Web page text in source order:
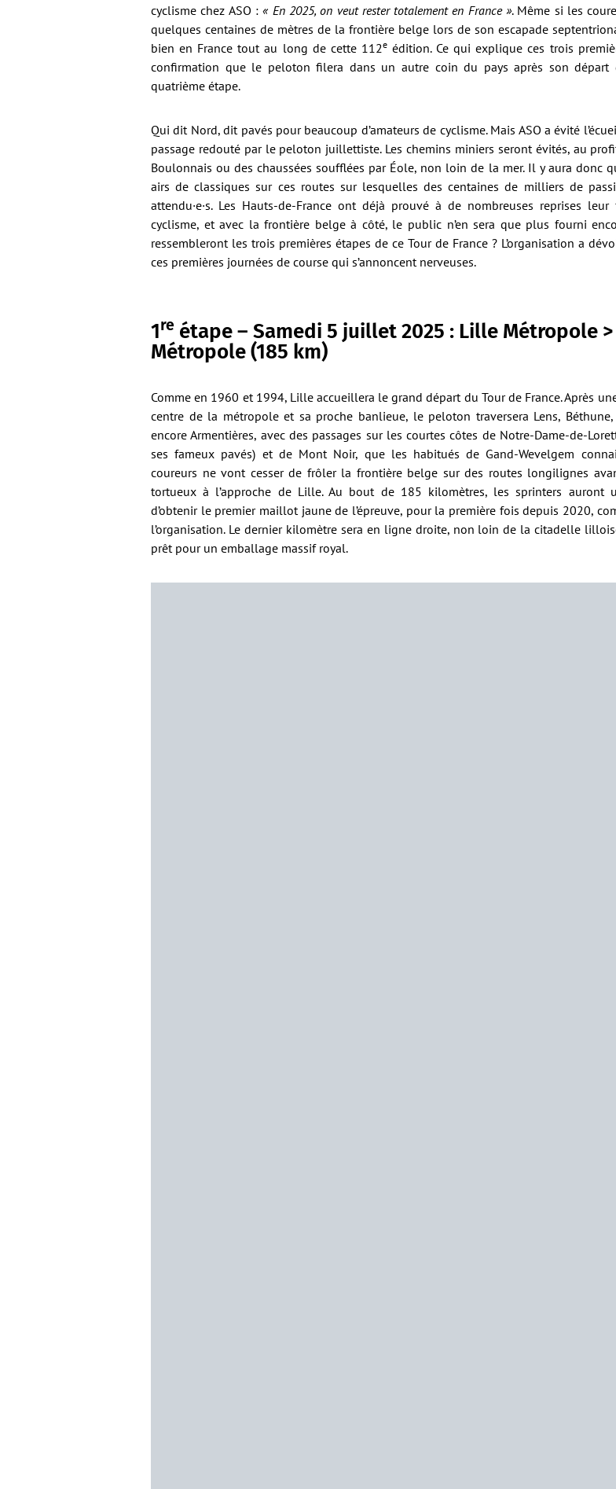
cyclisme chez ASO :« En 2025, on veut rester totalement en France ». Même si les
quelques centaines de mètres de la frontière belge lors de son escapade
bien en France tout au long de cette 112eédition. Ce qui explique ces trois
confirmation que le peloton filera dans un autre coin du pays après son départ
quatrième étape.
Qui dit Nord, dit pavés pour beaucoup d’amateurs de cyclisme. Mais ASO a évité
passage redouté par le peloton juillettiste. Les chemins miniers seront évités, au
Boulonnais ou des chaussées soufflées par Éole, non loin de la mer. Il y aura donc
airs de classiques sur ces routes sur lesquelles des centaines de milliers de
attendu·e·s. Les Hauts-de-France ont déjà prouvé à de nombreuses reprises
cyclisme, et avec la frontière belge à côté, le public n’en sera que plus fourni
ressembleront les trois premières étapes de ce Tour de France ? L’organisation a
ces premières journées de course qui s’annoncent nerveuses.
1re étape – Samedi 5 juillet 2025 : Lille Métropole
Métropole (185 km)
Comme en 1960 et 1994, Lille accueillera le grand départ du Tour de France. Après
centre de la métropole et sa proche banlieue, le peloton traversera Lens,
encore Armentières, avec des passages sur les courtes côtes de Notre-Dame-de-
ses fameux pavés) et de Mont Noir, que les habitués de Gand-Wevelgem
coureurs ne vont cesser de frôler la frontière belge sur des routes longilignes
tortueux à l’approche de Lille. Au bout de 185 kilomètres, les sprinters auront
d’obtenir le premier maillot jaune de l’épreuve, pour la première fois depuis 2020,
l’organisation. Le dernier kilomètre sera en ligne droite, non loin de la citadelle
prêt pour un emballage massif royal.